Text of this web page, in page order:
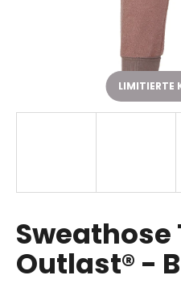
Sweathose
Outlast® -
LIMITIERTE
SUCHEN
p
f
e
h